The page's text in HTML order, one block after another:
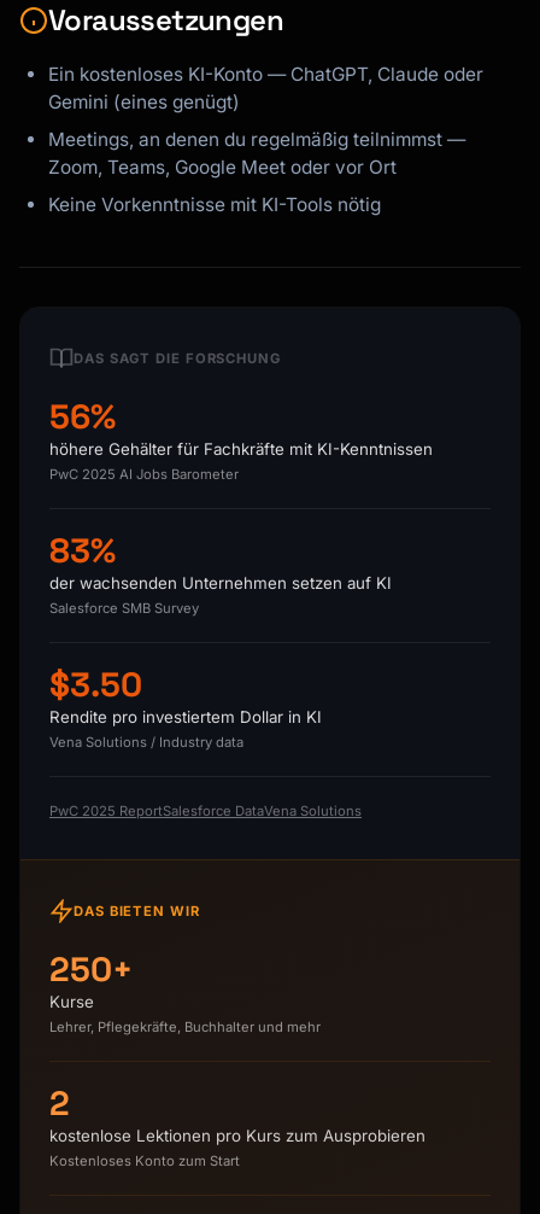
Voraussetzungen
Ein kostenloses KI-Konto — ChatGPT, Claude oder
Gemini (eines genügt)
Meetings, an denen du regelmäßig teilnimmst —
Zoom, Teams, Google Meet oder vor Ort
Keine Vorkenntnisse mit KI-Tools nötig
DAS SAGT DIE FORSCHUNG
56%
höhere Gehälter für Fachkräfte mit KI-Kenntnissen
PwC 2025 AI Jobs Barometer
83%
der wachsenden Unternehmen setzen auf KI
Salesforce SMB Survey
$3.50
Rendite pro investiertem Dollar in KI
Vena Solutions / Industry data
PwC 2025 ReportSalesforce DataVena Solutions
DAS BIETEN WIR
250+
Kurse
Lehrer, Pflegekräfte, Buchhalter und mehr
2
kostenlose Lektionen pro Kurs zum Ausprobieren
Kostenloses Konto zum Start